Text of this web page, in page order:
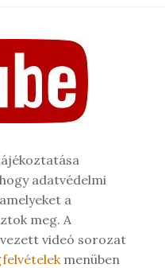
adatvédelmi
a
meg. A
videó sorozat
menüben